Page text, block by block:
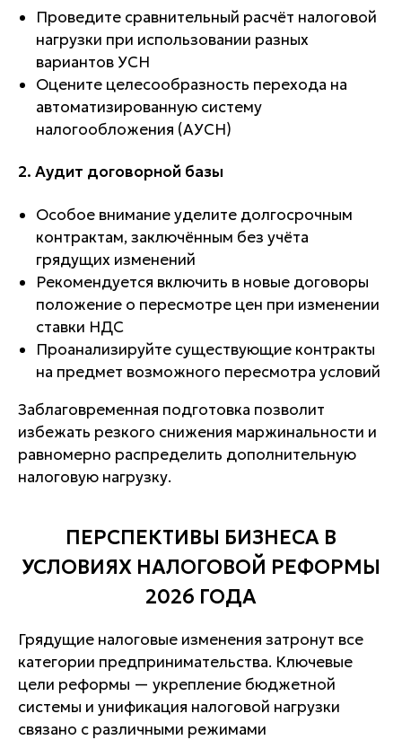
Проведите сравнительный расчёт налоговой
нагрузки при использовании разных
вариантов УСН
Оцените целесообразность перехода на
автоматизированную систему
налогообложения (АУСН)
2. Аудит договорной базы
Особое внимание уделите долгосрочным
контрактам, заключённым без учёта
грядущих изменений
Рекомендуется включить в новые договоры
положение о пересмотре цен при изменении
ставки НДС
Проанализируйте существующие контракты
на предмет возможного пересмотра условий
Заблаговременная подготовка позволит
избежать резкого снижения маржинальности и
равномерно распределить дополнительную
налоговую нагрузку.
ПЕРСПЕКТИВЫ БИЗНЕСА В
УСЛОВИЯХ НАЛОГОВОЙ РЕФОРМЫ
2026 ГОДА
Грядущие налоговые изменения затронут все
категории предпринимательства. Ключевые
цели реформы — укрепление бюджетной
системы и унификация налоговой нагрузки
связано с различными режимами